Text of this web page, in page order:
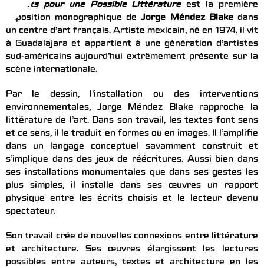
Projets pour une Possible Littératureest la première
exposition monographique deJorge Méndez Blakedans
un centre d’art français. Artiste mexicain, né en 1974, il vit
à Guadalajara et appartient à une génération d’artistes
sud-américains aujourd’hui extrêmement présente sur la
scène internationale.
Par le dessin, l’installation ou des interventions
environnementales, Jorge Méndez Blake rapproche la
littérature de l’art. Dans son travail, les textes font sens
et ce sens, il le traduit en formes ou en images. Il l’amplifie
dans un langage conceptuel savamment construit et
s’implique dans des jeux de réécritures. Aussi bien dans
ses installations monumentales que dans ses gestes les
plus simples, il installe dans ses œuvres un rapport
physique entre les écrits choisis et le lecteur devenu
spectateur.
Son travail crée de nouvelles connexions entre littérature
et architecture. Ses œuvres élargissent les lectures
possibles entre auteurs, textes et architecture en les